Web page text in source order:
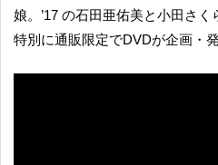
娘。’17 の石田亜佑美と小田さく
特別に通販限定でDVDが企画・